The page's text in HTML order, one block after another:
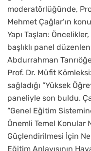
moderatörlüğünde,
Mehmet Çağlar’ın
Yapı Taşları:
başlıklı panel
Abdurrahman
Prof. Dr. Müfit
sağladığı “Yüksek
paneliyle son buldu.
“Genel Eğitim
Önemli Temel Konular
Güçlendirilmesi İçin
Eğitim Anlayışının